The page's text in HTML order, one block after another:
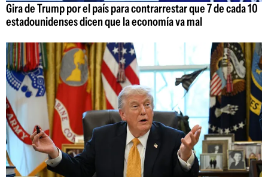
Gira de Trump por el país para contrarrestar que 7 de cada 10
estadounidenses dicen que la economía va mal